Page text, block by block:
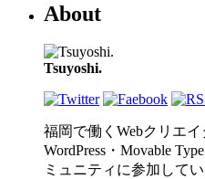
About
Tsuyoshi.
福岡で働くWebクリエイ
WordPress・Movable
ミュニティに参加してい